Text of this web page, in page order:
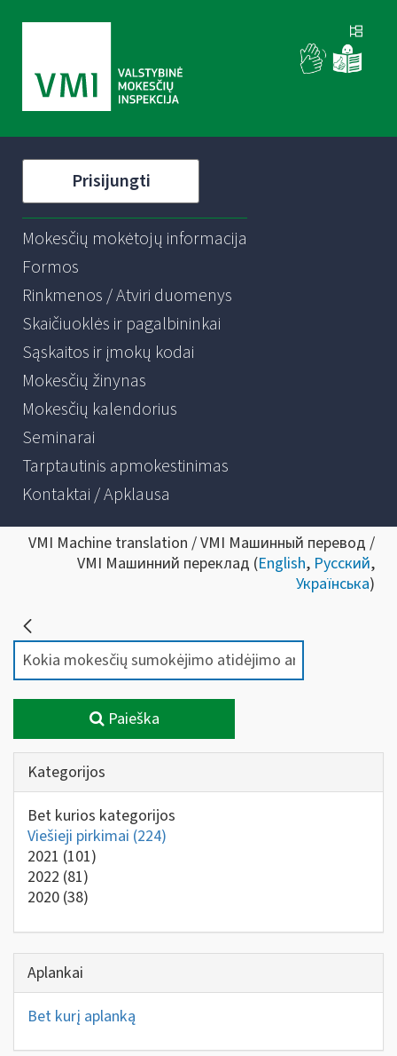
Prisijungti
Mokesčių mokėtojų informacija
Formos
Rinkmenos / Atviri duomenys
Skaičiuoklės ir pagalbininkai
Sąskaitos ir įmokų kodai
Mokesčių žinynas
Mokesčių kalendorius
Seminarai
Tarptautinis apmokestinimas
Kontaktai / Apklausa
VMI Machine translation / VMI Машинный перевод /
VMI Машинний переклад (English, Русский,
Українська)
Paieška
Kategorijos
Bet kurios kategorijos
Viešieji pirkimai (224)
2021 (101)
2022 (81)
2020 (38)
Aplankai
Bet kurį aplanką